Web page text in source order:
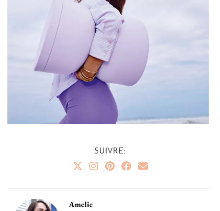
SUIVRE:
Amelie